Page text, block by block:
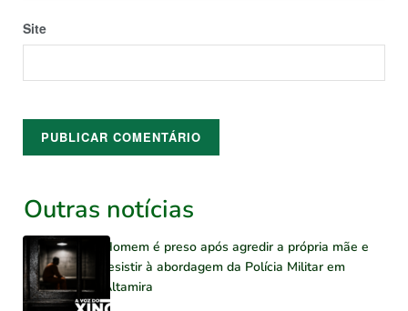
Site
Outras notícias
Homem é preso após agredir a própria mãe e
resistir à abordagem da Polícia Militar em
Altamira